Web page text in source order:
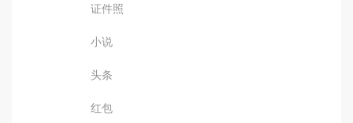
证件照
小说
头条
红包